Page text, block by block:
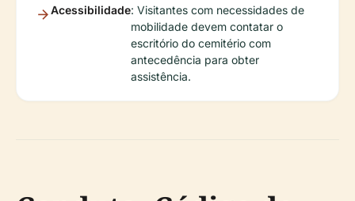
Acessibilidade: Visitantes com necessidades de
mobilidade devem contatar o
escritório do cemitério com
antecedência para obter
assistência.